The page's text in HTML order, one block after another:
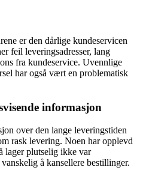
er den dårlige kundeservicen
feil leveringsadresser, lang
fra kundeservice. Uvennlige
har også vært en problematisk
informasjon
over den lange leveringstiden
rask levering. Noen har opplevd
lager plutselig ikke var
å kansellere bestillinger.